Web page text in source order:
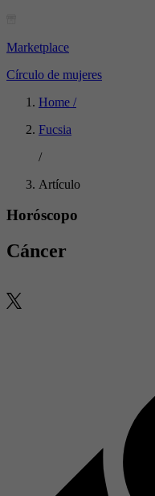
Marketplace
Círculo de mujeres
Home /
Fucsia
/
Artículo
Horóscopo
Cáncer